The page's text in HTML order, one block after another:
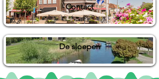
Contact
De sloepen